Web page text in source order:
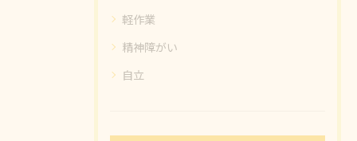
軽作業
精神障がい
自立